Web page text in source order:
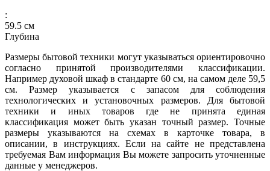
:
59.5 см
Глубина
Размеры бытовой техники могут указываться ориентировочно
согласно принятой производителями классификации.
Например духовой шкаф в стандарте 60 см, на самом деле 59,5
см. Размер указывается с запасом для соблюдения
технологических и установочных размеров. Для бытовой
техники и иных товаров где не принята единая
классификация может быть указан точный размер. Точные
размеры указываются на схемах в карточке товара, в
описании, в инструкциях. Если на сайте не представлена
требуемая Вам информация Вы можете запросить уточненные
данные у менеджеров.